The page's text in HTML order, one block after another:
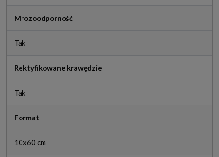
Mrozoodporność
Tak
Rektyfikowane krawędzie
Tak
Format
10x60 cm